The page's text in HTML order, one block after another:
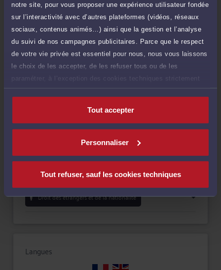
notre site, pour vous proposer une expérience utilisateur fondée
sur l’interactivité avec d’autres plateformes (vidéos, réseaux
sociaux, contenus animés…) ainsi que la gestion et l’analyse
du suivi de nos campagnes publicitaires. Parce que le respect
de votre vie privée est essentiel pour nous, nous vous laissons
le choix de les accepter, de les refuser tous ou de les
paramétrer, à l’exception des cookies techniques strictement
nécessaires au fonctionnement du site.
Tout accepter
Personnaliser
Tout refuser, sauf les cookies techniques
Poser une question
Consultation écrite
Etude de votre dossier + possibilité
d'ajout d'une pièce jointe
200 €
TTC
Droit des étrangers et de la nationalité
Langues